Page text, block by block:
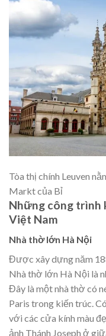
Tòa thị chính Leuven
Markt của Bỉ
Những công trình
Việt Nam
Nhà thờ lớn Hà Nội
Được xây dựng năm
Nhà thờ lớn Hà Nội là
Đây là một nhà thờ có
Paris trong kiến trúc.
với các cửa kính màu
ảnh Thánh Joseph ở